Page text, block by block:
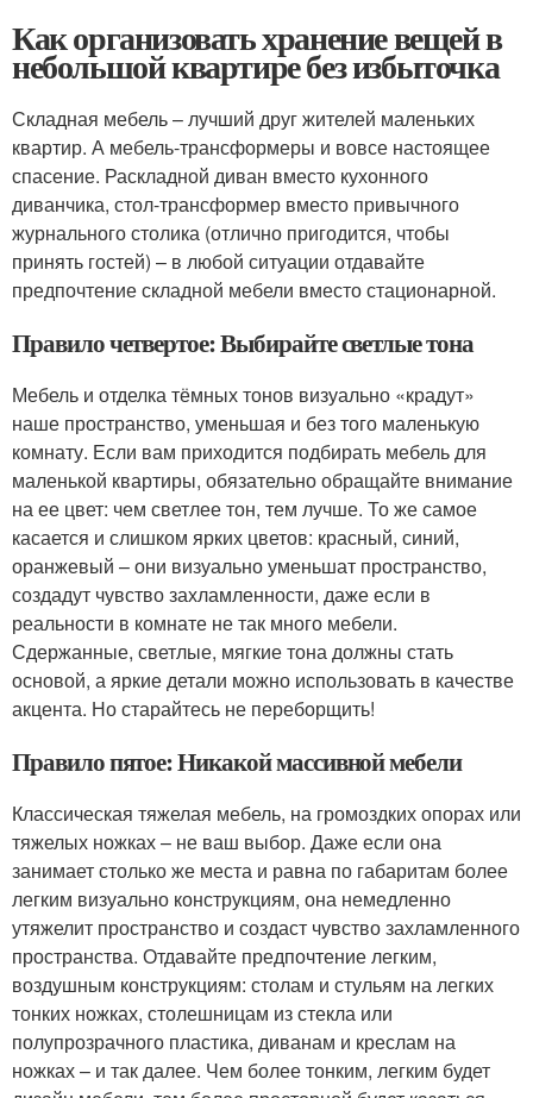
Как организовать хранение вещей в
небольшой квартире без избыточка
Складная мебель – лучший друг жителей маленьких
квартир. А мебель-трансформеры и вовсе настоящее
спасение. Раскладной диван вместо кухонного
диванчика, стол-трансформер вместо привычного
журнального столика (отлично пригодится, чтобы
принять гостей) – в любой ситуации отдавайте
предпочтение складной мебели вместо стационарной.
Правило четвертое: Выбирайте светлые тона
Мебель и отделка тёмных тонов визуально «крадут»
наше пространство, уменьшая и без того маленькую
комнату. Если вам приходится подбирать мебель для
маленькой квартиры, обязательно обращайте внимание
на ее цвет: чем светлее тон, тем лучше. То же самое
касается и слишком ярких цветов: красный, синий,
оранжевый – они визуально уменьшат пространство,
создадут чувство захламленности, даже если в
реальности в комнате не так много мебели.
Сдержанные, светлые, мягкие тона должны стать
основой, а яркие детали можно использовать в качестве
акцента. Но старайтесь не переборщить!
Правило пятое: Никакой массивной мебели
Классическая тяжелая мебель, на громоздких опорах или
тяжелых ножках – не ваш выбор. Даже если она
занимает столько же места и равна по габаритам более
легким визуально конструкциям, она немедленно
утяжелит пространство и создаст чувство захламленного
пространства. Отдавайте предпочтение легким,
воздушным конструкциям: столам и стульям на легких
тонких ножках, столешницам из стекла или
полупрозрачного пластика, диванам и креслам на
ножках – и так далее. Чем более тонким, легким будет